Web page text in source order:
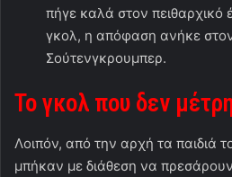
πήγε καλά στον πειθαρχικό
γκολ, η απόφαση ανήκε στον
Σούτενγκρουμπερ.
Το γκολ που δεν
Λοιπόν, από την αρχή τα παιδιά
μπήκαν με διάθεση να